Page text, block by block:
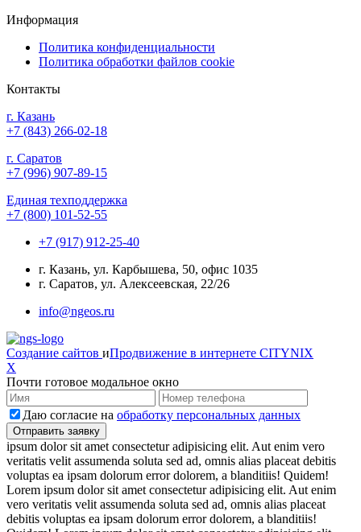
Информация
Политика конфиденциальности
Политика обработки файлов cookie
Контакты
г. Казань
+7 (843) 266-02-18
г. Саратов
+7 (996) 907-89-15
Единая техподдержка
+7 (800) 101-52-55
+7 (917) 912-25-40
г. Казань, ул. Карбышева, 50, офис 1035
г. Саратов, ул. Алексеевская, 22/26
info@ngeos.ru
Создание сайтов иПродвижение в интернете CITYNIX
X
Почти готовое модальное окно
Даю согласие на обработку персональных данных
ipsum dolor sit amet consectetur adipisicing elit. Aut enim vero
veritatis velit assumenda soluta sed ad, omnis alias placeat debitis
voluptas ea ipsam dolorum error dolorem, a blanditiis! Quidem!
Lorem ipsum dolor sit amet consectetur adipisicing elit. Aut enim
vero veritatis velit assumenda soluta sed ad, omnis alias placeat
debitis voluptas ea ipsam dolorum error dolorem, a blanditiis!